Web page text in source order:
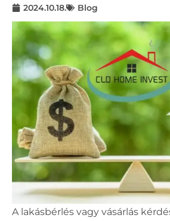
2024.10.18. Blog
A lakásbérlés vagy vásárlás